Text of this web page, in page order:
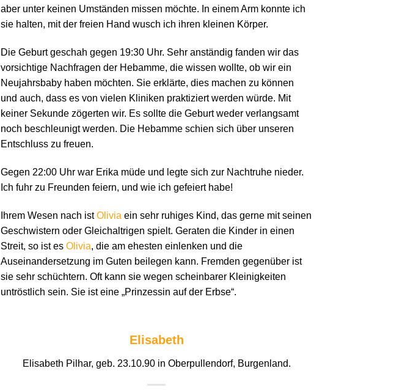
aber unter keinen Umständen missen möchte. In einem Arm konnte ich
sie halten, mit der freien Hand wusch ich ihren kleinen Körper.
Die Geburt geschah gegen 19:30 Uhr. Sehr anständig fanden wir das
vorsichtige Nachfragen der Hebamme, die wissen wollte, ob wir ein
Neujahrsbaby haben möchten. Sie erklärte, dies machen zu können
und auch, dass es von vielen Kliniken praktiziert werden würde. Mit
keiner Sekunde zögerten wir. Es sollte die Geburt weder verlangsamt
noch beschleunigt werden. Die Hebamme schien sich über unseren
Entschluss zu freuen.
Gegen 22:00 Uhr war Erika müde und legte sich zur Nachtruhe nieder.
Ich fuhr zu Freunden feiern, und wie ich gefeiert habe!
Ihrem Wesen nach istOlivia ein sehr ruhiges Kind, das gerne mit seinen
Geschwistern oder Gleichaltrigen spielt. Geraten die Kinder in einen
Streit, so ist es Olivia, die am ehesten einlenken und die
Auseinandersetzung im Guten beilegen kann. Fremden gegenüber ist
sie sehr schüchtern. Oft kann sie wegen scheinbarer Kleinigkeiten
untröstlich sein. Sie ist eine „Prinzessin auf der Erbse“.
Elisabeth
Elisabeth Pilhar, geb. 23.10.90 in Oberpullendorf, Burgenland.